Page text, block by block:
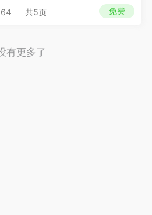
共5页 免费
有更多了